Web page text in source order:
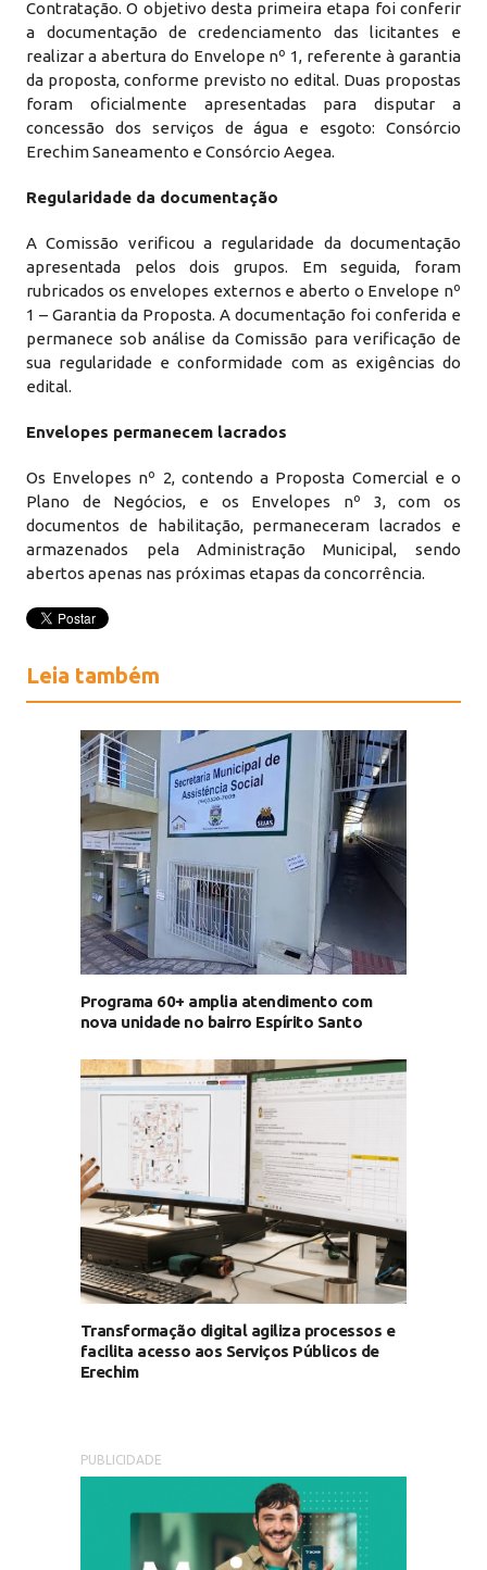
Contratação. O objetivo desta primeira etapa foi conferir
a documentação de credenciamento das licitantes e
realizar a abertura do Envelope nº 1, referente à garantia
da proposta, conforme previsto no edital. Duas propostas
foram oficialmente apresentadas para disputar a
concessão dos serviços de água e esgoto: Consórcio
Erechim Saneamento e Consórcio Aegea.
Regularidade da documentação
A Comissão verificou a regularidade da documentação
apresentada pelos dois grupos. Em seguida, foram
rubricados os envelopes externos e aberto o Envelope nº
1 – Garantia da Proposta. A documentação foi conferida e
permanece sob análise da Comissão para verificação de
sua regularidade e conformidade com as exigências do
edital.
Envelopes permanecem lacrados
Os Envelopes nº 2, contendo a Proposta Comercial e o
Plano de Negócios, e os Envelopes nº 3, com os
documentos de habilitação, permaneceram lacrados e
armazenados pela Administração Municipal, sendo
abertos apenas nas próximas etapas da concorrência.
Leia também
Programa 60+ amplia atendimento com
nova unidade no bairro Espírito Santo
Transformação digital agiliza processos e
facilita acesso aos Serviços Públicos de
Erechim
PUBLICIDADE